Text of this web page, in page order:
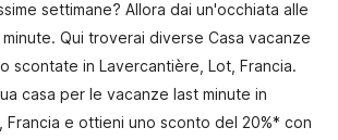
settimane? Allora dai un'occhiata alle
Qui troverai diverse Casa vacanze
scontate in Lavercantière, Lot, Francia.
casa per le vacanze last minute in
Francia e ottieni uno sconto del 20%* con